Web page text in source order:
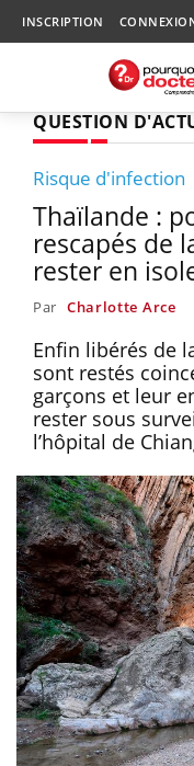
INSCRIPTION
QUESTION
Risque d'infection
Thaïlande :
rescapés de
rester en
Par Charlotte Arce
Enfin libérés de
sont restés
garçons et leur
rester sous
l’hôpital de